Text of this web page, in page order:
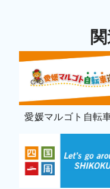
愛媛マルゴト自転